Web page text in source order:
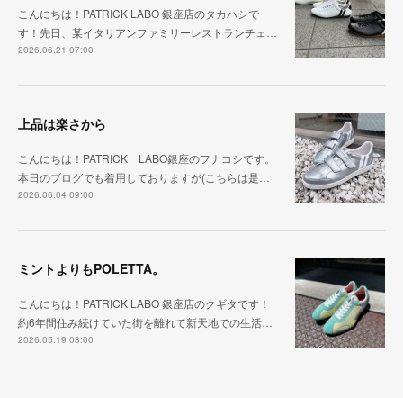
こんにちは！PATRICK LABO 銀座店のタカハシで
す！先日、某イタリアンファミリーレストランチェ…
2026.06.21 07:00
上品は楽さから
こんにちは！PATRICK LABO銀座のフナコシです。
本日のブログでも着用しておりますが(こちらは是…
2026.06.04 09:00
ミントよりもPOLETTA。
こんにちは！PATRICK LABO 銀座店のクギタです！
約6年間住み続けていた街を離れて新天地での生活…
2026.05.19 03:00